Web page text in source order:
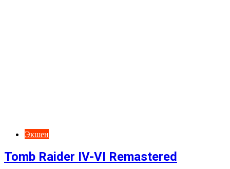
Экшен
Tomb Raider IV-VI Remastered